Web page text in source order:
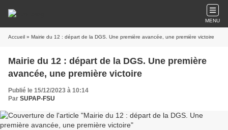
MENU
Accueil » Mairie du 12 : départ de la DGS. Une première avancée, une première victoire
Mairie du 12 : départ de la DGS. Une première
avancée, une première victoire
Publié le 15/12/2023 à 10:14
Par SUPAP-FSU